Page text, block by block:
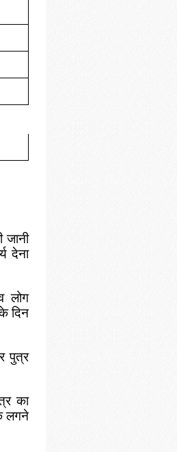
देना
लोग
दिन
पुत्र
का
लगने